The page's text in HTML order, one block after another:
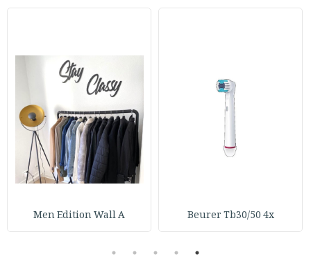
Beurer Tb30/50 4x
Men Edition Wall A
1
2
3
4
5